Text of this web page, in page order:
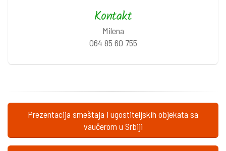
Kontakt
Milena
064 85 60 755
Prezentacija smeštaja i ugostiteljskih objekata sa
vaučerom u Srbiji